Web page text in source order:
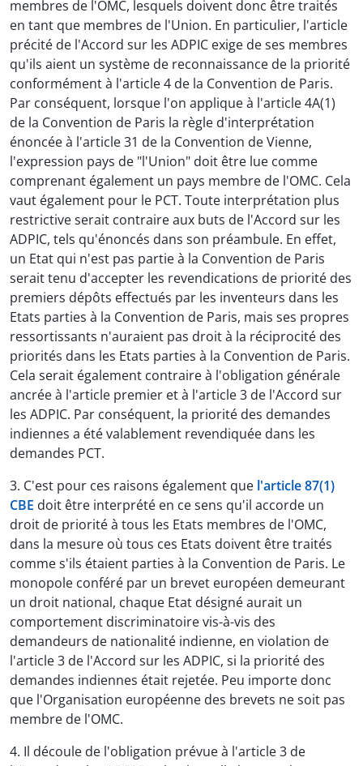
membres de l'OMC, lesquels doivent donc être traités
en tant que membres de l'Union. En particulier, l'article
précité de l'Accord sur les ADPIC exige de ses membres
qu'ils aient un système de reconnaissance de la priorité
conformément à l'article 4 de la Convention de Paris.
Par conséquent, lorsque l'on applique à l'article 4A(1)
de la Convention de Paris la règle d'interprétation
énoncée à l'article 31 de la Convention de Vienne,
l'expression pays de "l'Union" doit être lue comme
comprenant également un pays membre de l'OMC. Cela
vaut également pour le PCT. Toute interprétation plus
restrictive serait contraire aux buts de l'Accord sur les
ADPIC, tels qu'énoncés dans son préambule. En effet,
un Etat qui n'est pas partie à la Convention de Paris
serait tenu d'accepter les revendications de priorité des
premiers dépôts effectués par les inventeurs dans les
Etats parties à la Convention de Paris, mais ses propres
ressortissants n'auraient pas droit à la réciprocité des
priorités dans les Etats parties à la Convention de Paris.
Cela serait également contraire à l'obligation générale
ancrée à l'article premier et à l'article 3 de l'Accord sur
les ADPIC. Par conséquent, la priorité des demandes
indiennes a été valablement revendiquée dans les
demandes PCT.
3. C'est pour ces raisons également que l'article 87(1)
CBE doit être interprété en ce sens qu'il accorde un
droit de priorité à tous les Etats membres de l'OMC,
dans la mesure où tous ces Etats doivent être traités
comme s'ils étaient parties à la Convention de Paris. Le
monopole conféré par un brevet européen demeurant
un droit national, chaque Etat désigné aurait un
comportement discriminatoire vis-à-vis des
demandeurs de nationalité indienne, en violation de
l'article 3 de l'Accord sur les ADPIC, si la priorité des
demandes indiennes était rejetée. Peu importe donc
que l'Organisation européenne des brevets ne soit pas
membre de l'OMC.
4. Il découle de l'obligation prévue à l'article 3 de